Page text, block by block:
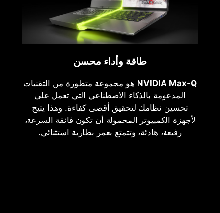
طاقة وأداء محسن
NVIDIA Max-Q هو مجموعة متطورة من التقنيات
المدعومة بالذكاء الاصطناعي التي تعمل على
تحسين نظامك لتحقيق أقصى كفاءة. وهذا يتيح
لأجهزة الكمبيوتر المحمولة أن تكون فائقة السرعة،
رفيعة، هادئة، وتتمتع بعمر بطارية استثنائي.